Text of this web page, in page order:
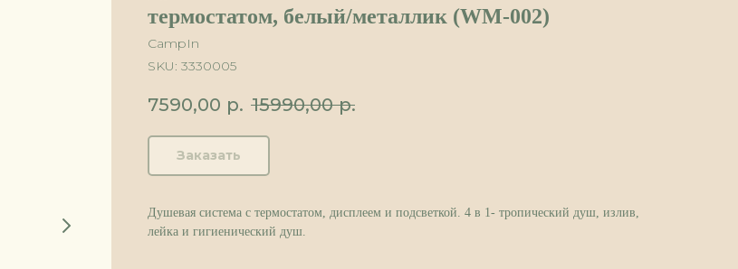
термостатом, белый/металлик (WM-002)
CampIn
SKU: 3330005
7590,00 р. 15990,00 р.
Заказать
Душевая система с термостатом, дисплеем и подсветкой. 4 в 1- тропический душ, излив,
лейка и гигиенический душ.